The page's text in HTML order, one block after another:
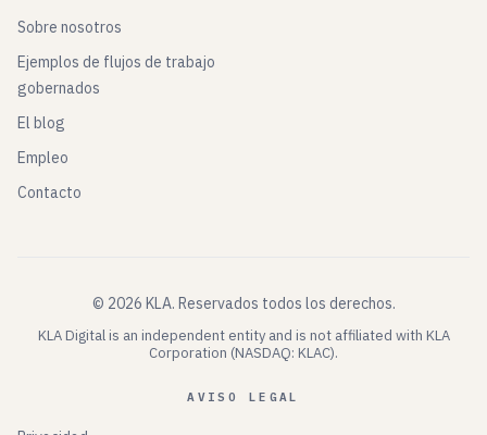
Sobre nosotros
Ejemplos de flujos de trabajo
gobernados
El blog
Empleo
Contacto
© 2026 KLA. Reservados todos los derechos.
KLA Digital is an independent entity and is not affiliated with KLA
Corporation (NASDAQ: KLAC).
AVISO LEGAL